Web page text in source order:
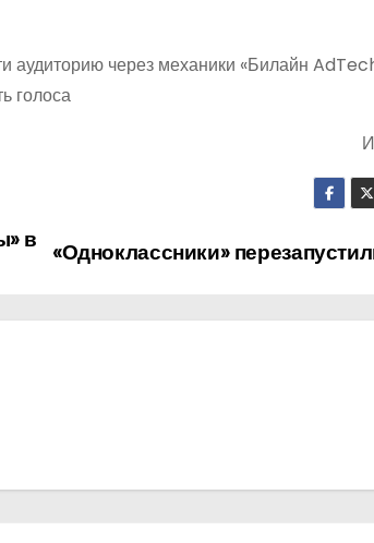
аудиторию через механики «Билайн
голоса
«Одноклассники»
в